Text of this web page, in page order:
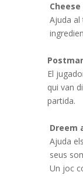
Cheese
Ajuda al
El
qui van
partida.
Dreem
Ajuda
seus
Un joc